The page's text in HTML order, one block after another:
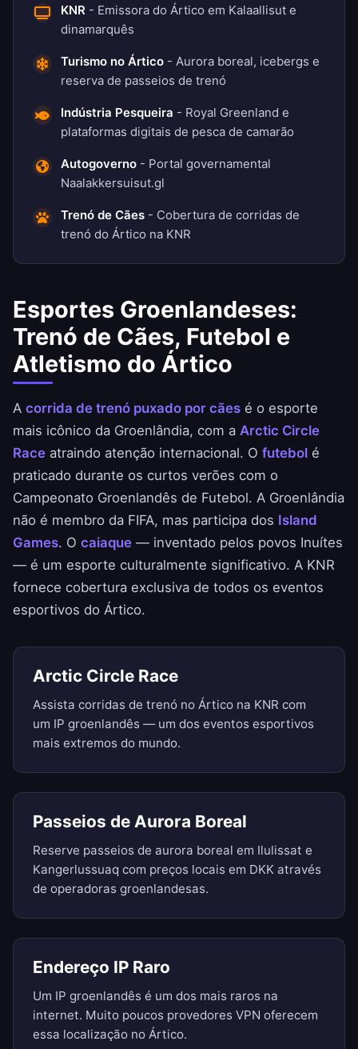
KNR - Emissora do Ártico em Kalaallisut e
dinamarquês
Turismo no Ártico - Aurora boreal, icebergs e
reserva de passeios de trenó
Indústria Pesqueira - Royal Greenland e
plataformas digitais de pesca de camarão
Autogoverno - Portal governamental
Naalakkersuisut.gl
Trenó de Cães - Cobertura de corridas de
trenó do Ártico na KNR
Esportes Groenlandeses:
Trenó de Cães, Futebol e
Atletismo do Ártico
A corrida de trenó puxado por cães é o esporte
mais icônico da Groenlândia, com a Arctic Circle
Race atraindo atenção internacional. O futebol é
praticado durante os curtos verões com o
Campeonato Groenlandês de Futebol. A Groenlândia
não é membro da FIFA, mas participa dos Island
Games. O caiaque — inventado pelos povos Inuítes
— é um esporte culturalmente significativo. A KNR
fornece cobertura exclusiva de todos os eventos
esportivos do Ártico.
Arctic Circle Race
Assista corridas de trenó no Ártico na KNR com
um IP groenlandês — um dos eventos esportivos
mais extremos do mundo.
Passeios de Aurora Boreal
Reserve passeios de aurora boreal em Ilulissat e
Kangerlussuaq com preços locais em DKK através
de operadoras groenlandesas.
Endereço IP Raro
Um IP groenlandês é um dos mais raros na
internet. Muito poucos provedores VPN oferecem
essa localização no Ártico.